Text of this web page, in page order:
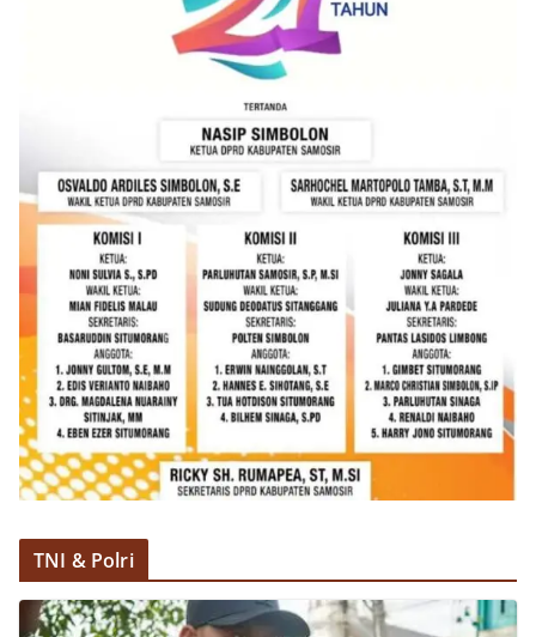
TNI & Polri